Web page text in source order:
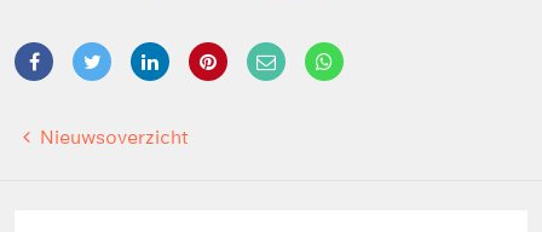
Nieuwsoverzicht